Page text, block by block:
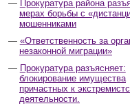
Прокуратура района
мерах борьбы с
мошенниками
«Ответственность за
незаконной миграции»
Прокуратура разъясняет:
блокирование имущества
причастных к
деятельности.